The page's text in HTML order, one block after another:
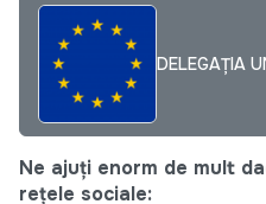
DELEGAȚIA
Ne ajuți enorm de mult
rețele sociale: